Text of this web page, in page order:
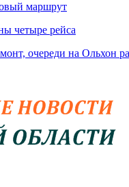
маршрут
четыре рейса
очереди на Ольхон